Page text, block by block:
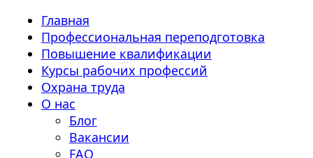
Главная
Профессиональная переподготовка
Повышение квалификации
Курсы рабочих профессий
Охрана труда
О нас
Блог
Вакансии
FAQ